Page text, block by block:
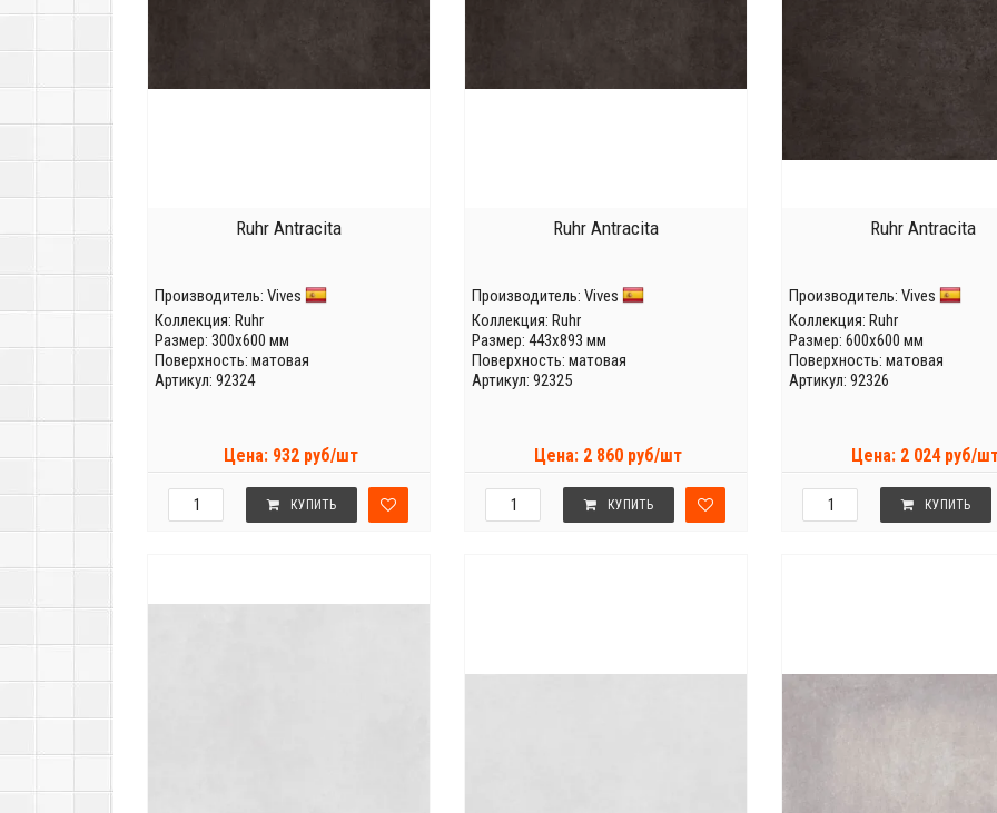
Ruhr Antracita
Производитель: Vives
Коллекция: Ruhr
Размер: 300x600 мм
Поверхность: матовая
Артикул: 92324
Цена: 932 руб/шт
КУПИТЬ
Ruhr Antracita
Производитель: Vives
Коллекция: Ruhr
Размер: 443x893 мм
Поверхность: матовая
Артикул: 92325
Цена: 2 860 руб/шт
КУПИТЬ
Ruhr Antracita
Производитель: Vives
Коллекция: Ruhr
Размер: 600x600 мм
Поверхность: матовая
Артикул: 92326
Цена: 2 024 руб/
КУПИТЬ